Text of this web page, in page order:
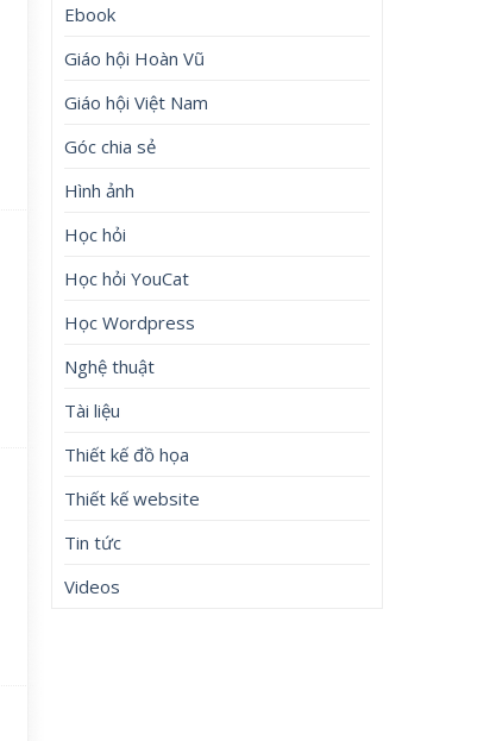
Ebook
Giáo hội Hoàn Vũ
Giáo hội Việt Nam
Góc chia sẻ
Hình ảnh
Học hỏi
Học hỏi YouCat
Học Wordpress
Nghệ thuật
Tài liệu
Thiết kế đồ họa
Thiết kế website
Tin tức
Videos